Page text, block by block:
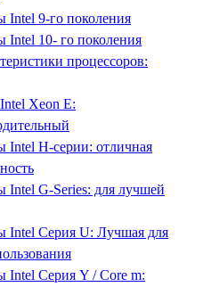
Intel 9-го поколения
Intel 10- го поколения
процессоров:
Xeon E:
Intel H-серии: отличная
Intel G-Series: для лучшей
Intel Серия U: Лучшая для
Intel Серия Y / Core m: